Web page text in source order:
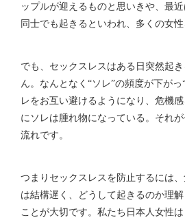
ップルが迎えるものと思いきや、最
同士でも起きるといわれ、多くの女性
でも、セックスレスはある日突然起
ん。なんとなく“ソレ”の頻度が下が
レをお互い避けるようになり、危機
にソレは腫れ物になっている。それ
流れです。
つまりセックスレスを防止するには
は結構遅く、どうして起きるのか理
ことが大切です。私たち日本人女性